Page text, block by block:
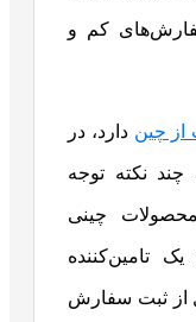
کم و
از چین دارد، در
چند نکته توجه
چینی
یک تامین‌کننده
از ثبت سفارش